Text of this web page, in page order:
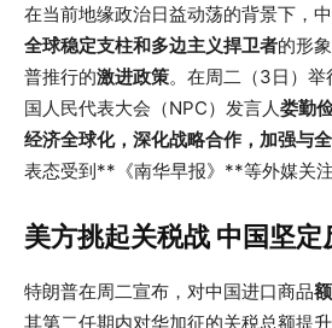
在当前地缘政治日益动荡的背景下，
全球稳定支柱和多边主义捍卫者的形
普推行的激进政策。在周二（3日）
国人民代表大会（NPC）发言人娄勤
经济全球化，深化战略合作，加强与
表态受到**《南华早报》**等外媒关注
美方挑起关税战 中国坚定
特朗普在周二宣布，对中国进口商品
其第二任期内对华加征的关税总额提